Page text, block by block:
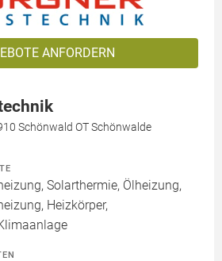
ANFORDERN
Schönwald OT Schönwalde
Solarthermie, Ölheizung,
Heizkörper,